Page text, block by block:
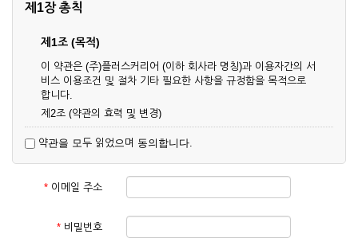
제1장 총칙
제1조 (목적)
이 약관은 (주)플러스커리어 (이하 회사라 명칭)과 이용자간의 서
비스 이용조건 및 절차 기타 필요한 사항을 규정함을 목적으로
합니다.
제2조 (약관의 효력 및 변경)
업상 중요 하거나 합리적인 사유가 발생할 경우 온라인 공사를
통하여 변경할 수 있습니다.
② 회원은 변경된 약관에 동의하지 않을 경우 서비스 이용을 중
단하고 이용계약을 해지할 수 있습니다. 약관의 효력 발생일 이
것으로 간주됩니다.
약관을 모두 읽었으며 동의합니다.
* 이메일 주소
* 비밀번호